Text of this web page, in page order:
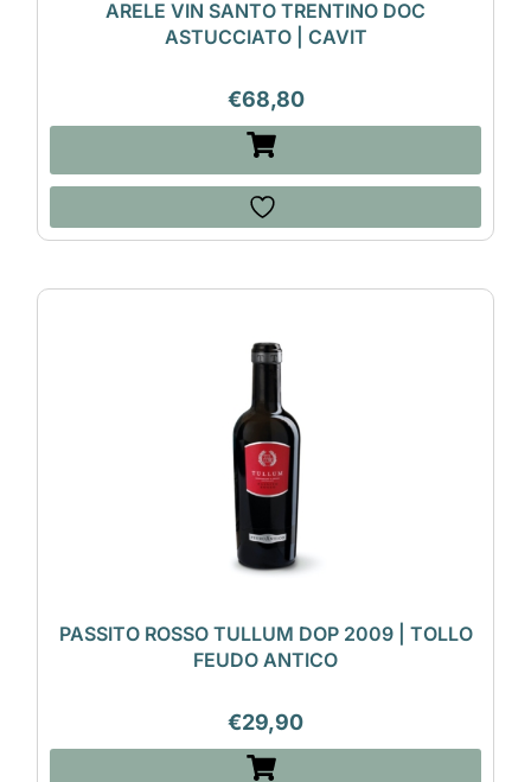
ARELE VIN SANTO TRENTINO DOC
ASTUCCIATO | CAVIT
€68,80
PASSITO ROSSO TULLUM DOP 2009 | TOLLO
FEUDO ANTICO
€29,90